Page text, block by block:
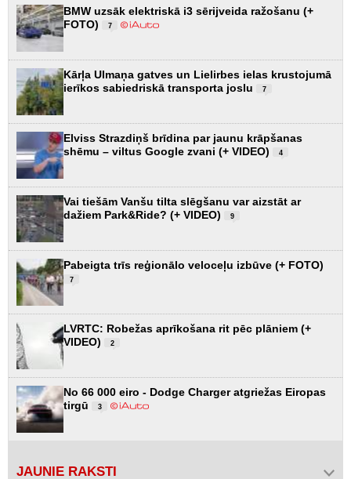
BMW uzsāk elektriskā i3 sērijveida ražošanu (+
FOTO)
7
Kārļa Ulmaņa gatves un Lielirbes ielas krustojumā
ierīkos sabiedriskā transporta joslu
7
Elviss Strazdiņš brīdina par jaunu krāpšanas
shēmu – viltus Google zvani (+ VIDEO)
4
Vai tiešām Vanšu tilta slēgšanu var aizstāt ar
dažiem Park&Ride? (+ VIDEO)
9
Pabeigta trīs reģionālo veloceļu izbūve (+ FOTO)
7
LVRTC: Robežas aprīkošana rit pēc plāniem (+
VIDEO)
2
No 66 000 eiro - Dodge Charger atgriežas Eiropas
tirgū
3
JAUNIE RAKSTI